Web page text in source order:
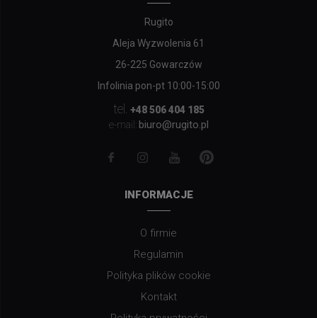
Rugito
Aleja Wyzwolenia 61
26-225 Gowarczów
Infolinia pon-pt 10:00-15:00
tel.
+48 506 404 185
e-mail: biuro@rugito.pl
INFORMACJE
O firmie
Regulamin
Polityka plików cookie
Kontakt